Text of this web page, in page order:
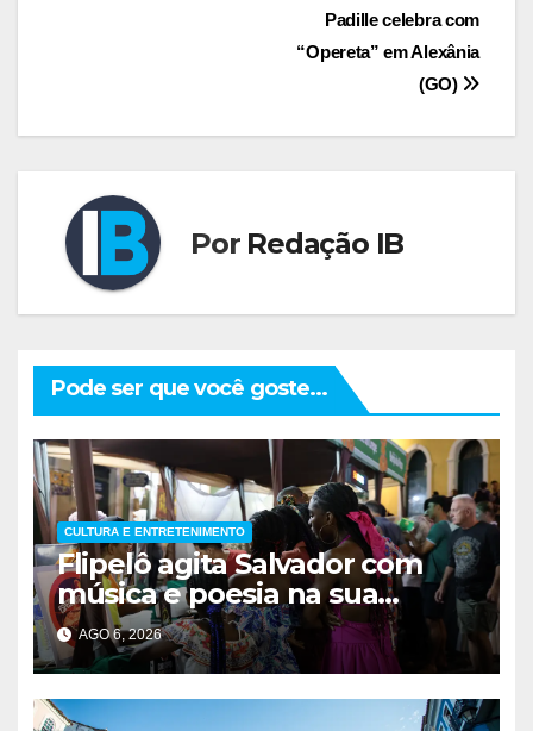
Padille celebra com
“Opereta” em Alexânia
(GO)
Por Redação IB
Pode ser que você goste...
CULTURA E ENTRETENIMENTO
Flipelô agita Salvador com
música e poesia na sua
décima edição
AGO 6, 2026